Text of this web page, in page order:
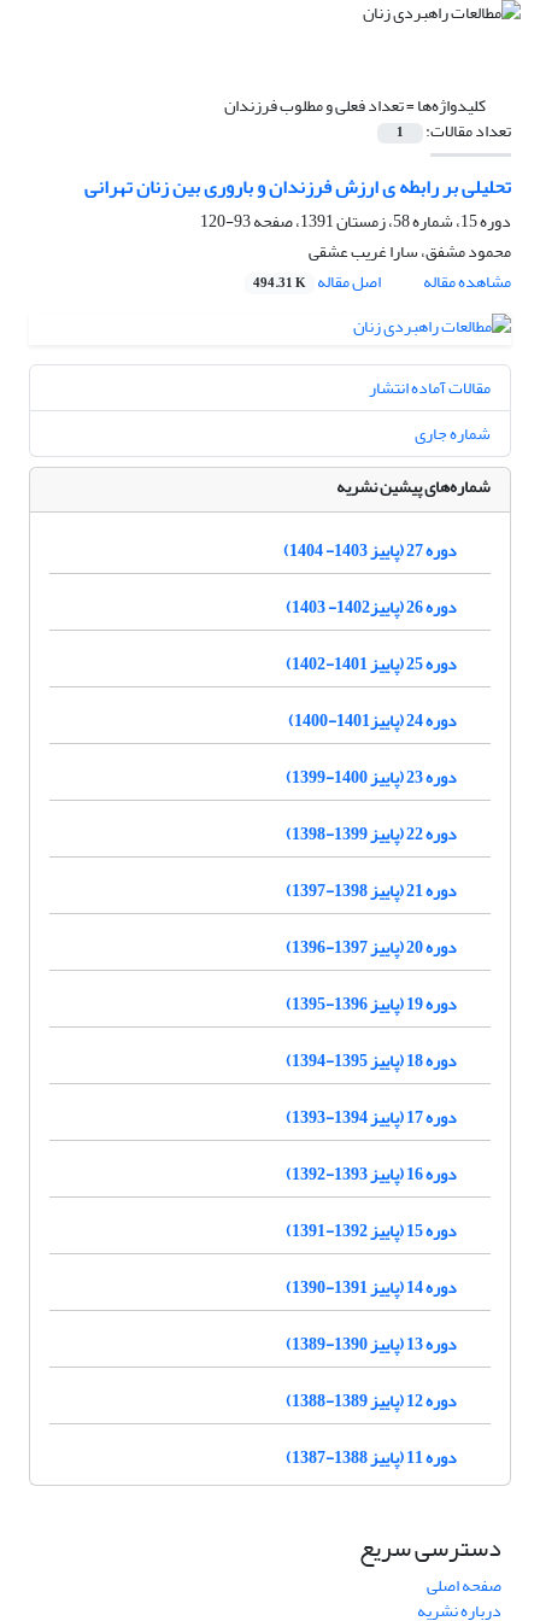
کلیدواژه‌ها =تعداد فعلی و مطلوب فرزندان
تعداد مقالات: 1
تحلیلی بر رابطه ی ارزش فرزندان و باروری بین زنان تهرانی
دوره 15، شماره 58، زمستان 1391، صفحه
93-120
محمود مشفق، سارا غریب عشقی
مشاهده مقاله
اصل مقاله 494.31 K
مقالات آماده انتشار
شماره جاری
شماره‌های پیشین نشریه
دوره 27 (پاییز 1403- 1404)
دوره 26 (پاییز1402- 1403)
دوره 25 (پاییز 1401-1402)
دوره 24 (پاییز1401-1400)
دوره 23 (پاییز 1400-1399)
دوره 22 (پاییز 1399-1398)
دوره 21 (پاییز 1398-1397)
دوره 20 (پاییز 1397-1396)
دوره 19 (پاییز 1396-1395)
دوره 18 (پاییز 1395-1394)
دوره 17 (پاییز 1394-1393)
دوره 16 (پاییز 1393-1392)
دوره 15 (پاییز 1392-1391)
دوره 14 (پاییز 1391-1390)
دوره 13 (پاییز 1390-1389)
دوره 12 (پاییز 1389-1388)
دوره 11 (پاییز 1388-1387)
دسترسی سریع
صفحه اصلی
درباره نشریه